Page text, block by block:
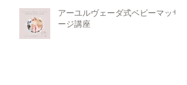
アーユルヴェーダ式ベビーマッサ
ージ講座